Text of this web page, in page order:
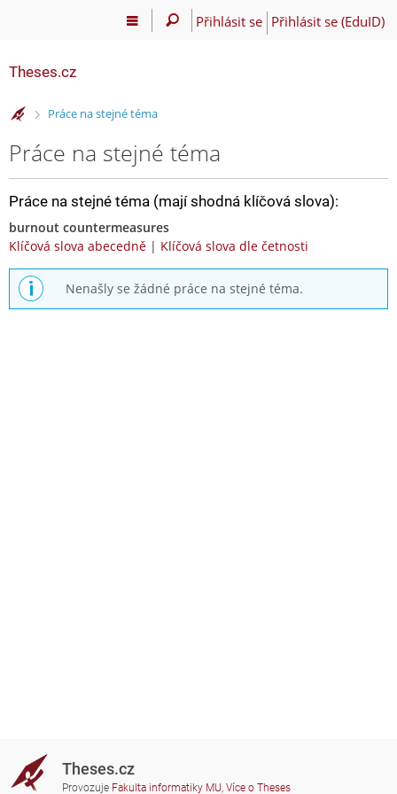
Přihlásit se Přihlásit se (EduID)
Theses.cz
>Práce na stejné téma
Práce na stejné téma
Práce na stejné téma (mají shodná klíčová slova):
burnout countermeasures
Klíčová slova abecedně | Klíčová slova dle četnosti
Nenašly se žádné práce na stejné téma.
Theses.cz
Provozuje Fakulta informatiky MU, Více o Theses